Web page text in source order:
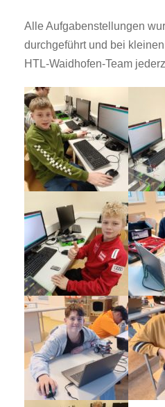
Alle Aufgabenstellungen
durchgeführt und bei
HTL-Waidhofen-Team